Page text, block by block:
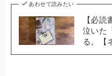
あわせて読みたい
【必
泣いた
る。【